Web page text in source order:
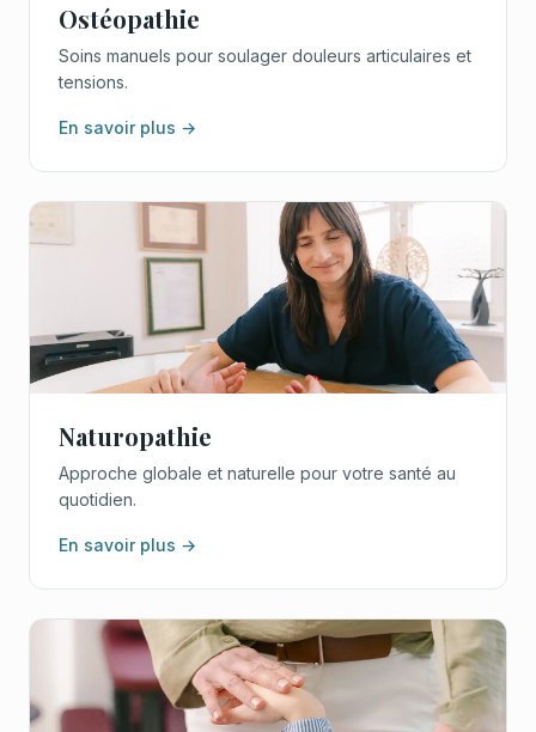
Ostéopathie
Soins manuels pour soulager douleurs articulaires et
tensions.
En savoir plus →
Naturopathie
Approche globale et naturelle pour votre santé au
quotidien.
En savoir plus →